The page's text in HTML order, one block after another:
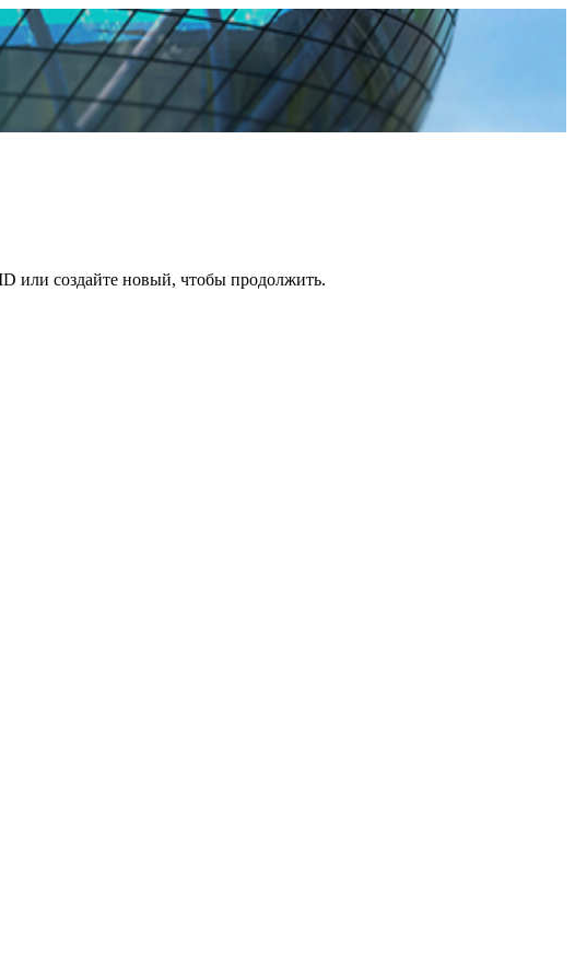
или создайте новый, чтобы продолжить.